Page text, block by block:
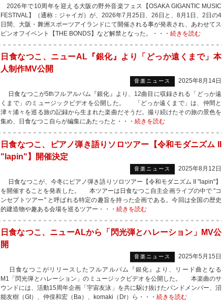
2026年で10周年を迎える大阪の野外音楽フェス【OSAKA GIGANTIC MUSIC
FESTIVAL】（通称：ジャイガ）が、2026年7月25日、26日と、8月1日、2日の4
日間、大阪・舞洲スポーツアイランドにて開催される事が発表され、あわせてス
ピンオフイベント【THE BONDS】など解禁となった。・・・ 続きを読む
日食なつこ、ニューAL『銀化』より「どっか遠くまで」本
人制作MV公開
音楽ニュース
2025年8月14日
日食なつこが5thフルアルバム『銀化』より、12曲目に収録される「どっか遠
くまで」のミュージックビデオを公開した。 「どっか遠くまで」は、仲間と
津々浦々を巡る旅の記録から生まれた楽曲だそうだ。撮り続けたその旅の景色を
集め、日食なつこ自らが編集にあたったと・・・ 続きを読む
日食なつこ、ピアノ弾き語りソロツアー【令和モダニズム II
"lapin"】開催決定
音楽ニュース
2025年8月12日
日食なつこが、今冬にピアノ弾き語りソロツアー【令和モダニズム II "lapin"】
を開催することを発表した。 本ツアーは日食なつこ自主企画ライブの中で "コ
ンセプトツアー" と呼ばれる特定の趣旨を持った企画である。今回は全国の歴史
的建造物や趣ある会場を巡るツアー・・・ 続きを読む
日食なつこ、ニューALから「閃光弾とハレーション」MV公
開
音楽ニュース
2025年5月15日
日食なつこがリリースしたフルアルバム『銀化』より、リード曲となる
M1「閃光弾とハレーション」のミュージックビデオを公開した。 本楽曲のサ
ウンドには、活動15周年企画「宇宙友泳」を共に駆け抜けたバンドメンバー、沼
能友樹（Gt）、仲俣和宏（Ba）、komaki（Dr）ら・・・ 続きを読む